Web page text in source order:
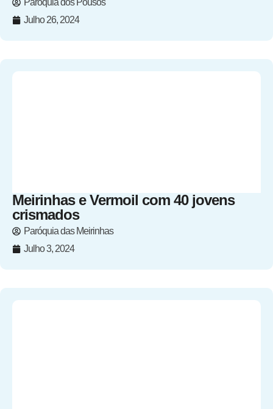
Paróquia dos Pousos
Julho 26, 2024
Meirinhas e Vermoil com 40 jovens
crismados
Paróquia das Meirinhas
Julho 3, 2024